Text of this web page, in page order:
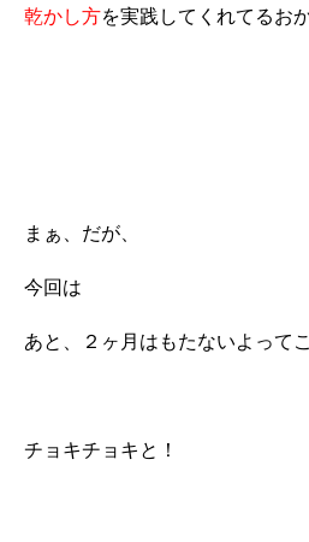
乾かし方を実践してくれてるお
まぁ、だが、
今回は
あと、２ヶ月はもたないよってこ
チョキチョキと！